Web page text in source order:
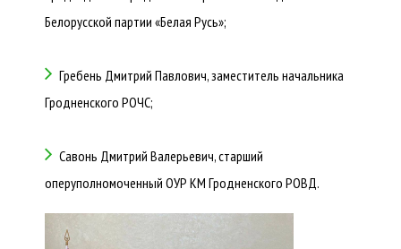
Белорусской партии «Белая Русь»;
Гребень Дмитрий Павлович, заместитель начальника
Гродненского РОЧС;
Савонь Дмитрий Валерьевич, старший
оперуполномоченный ОУР КМ Гродненского РОВД.